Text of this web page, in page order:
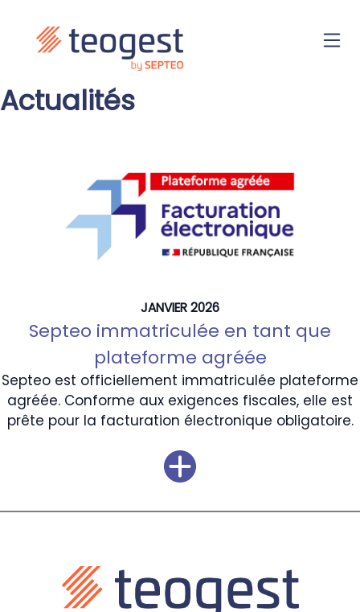
Actualités
JANVIER 2026
Septeo immatriculée en tant que
plateforme agréée
Septeo est officiellement immatriculée plateforme
agréée. Conforme aux exigences fiscales, elle est
prête pour la facturation électronique obligatoire.